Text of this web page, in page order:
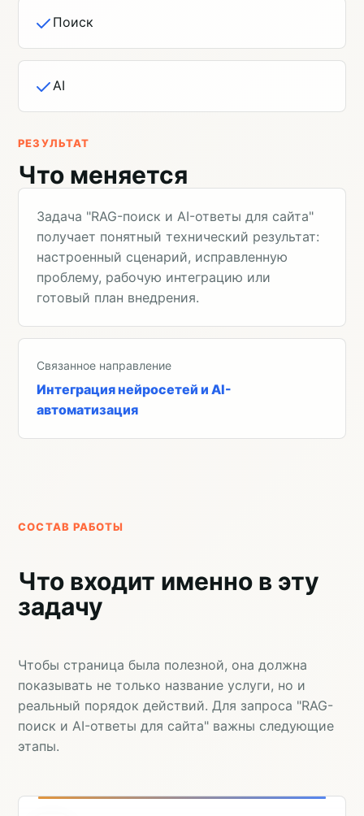
Поиск
AI
РЕЗУЛЬТАТ
Что меняется
Задача "RAG-поиск и AI-ответы для сайта"
получает понятный технический результат:
настроенный сценарий, исправленную
проблему, рабочую интеграцию или
готовый план внедрения.
Связанное направление
Интеграция нейросетей и AI-
автоматизация
СОСТАВ РАБОТЫ
Что входит именно в эту
задачу
Чтобы страница была полезной, она должна
показывать не только название услуги, но и
реальный порядок действий. Для запроса "RAG-
поиск и AI-ответы для сайта" важны следующие
этапы.